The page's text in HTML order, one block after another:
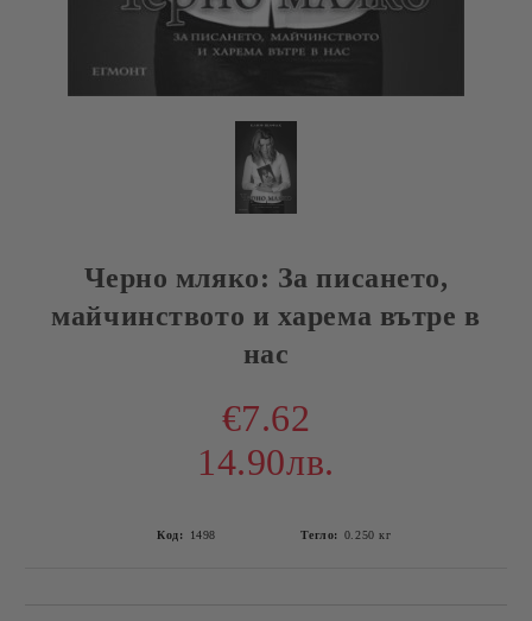
Черно мляко: За писането,
майчинството и харема вътре в
нас
€7.62
14.90лв.
Код: 1498 Тегло: 0.250 кг